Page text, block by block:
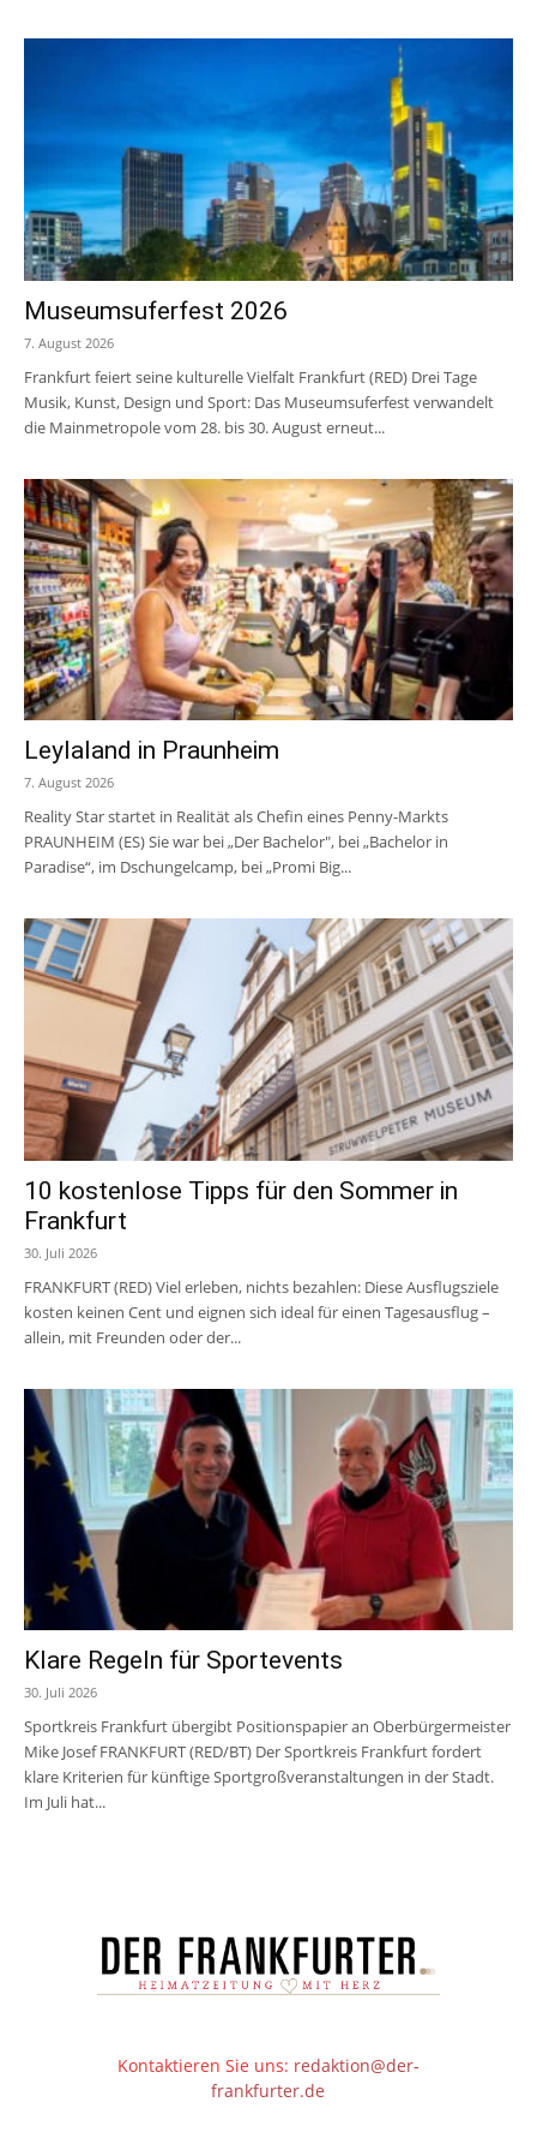
Museumsuferfest 2026
7. August 2026
Frankfurt feiert seine kulturelle Vielfalt Frankfurt (RED) Drei Tage
Musik, Kunst, Design und Sport: Das Museumsuferfest verwandelt
die Mainmetropole vom 28. bis 30. August erneut...
Leylaland in Praunheim
7. August 2026
Reality Star startet in Realität als Chefin eines Penny-Markts
PRAUNHEIM (ES) Sie war bei „Der Bachelor", bei „Bachelor in
Paradise“, im Dschungelcamp, bei „Promi Big...
10 kostenlose Tipps für den Sommer in
Frankfurt
30. Juli 2026
FRANKFURT (RED) Viel erleben, nichts bezahlen: Diese Ausflugsziele
kosten keinen Cent und eignen sich ideal für einen Tagesausflug –
allein, mit Freunden oder der...
Klare Regeln für Sportevents
30. Juli 2026
Sportkreis Frankfurt übergibt Positionspapier an Oberbürgermeister
Mike Josef FRANKFURT (RED/BT) Der Sportkreis Frankfurt fordert
klare Kriterien für künftige Sportgroßveranstaltungen in der Stadt.
Im Juli hat...
Kontaktieren Sie uns: redaktion@der-
frankfurter.de